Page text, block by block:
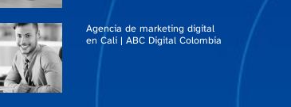
Agencia de marketing digital
en Cali | ABC Digital Colombia